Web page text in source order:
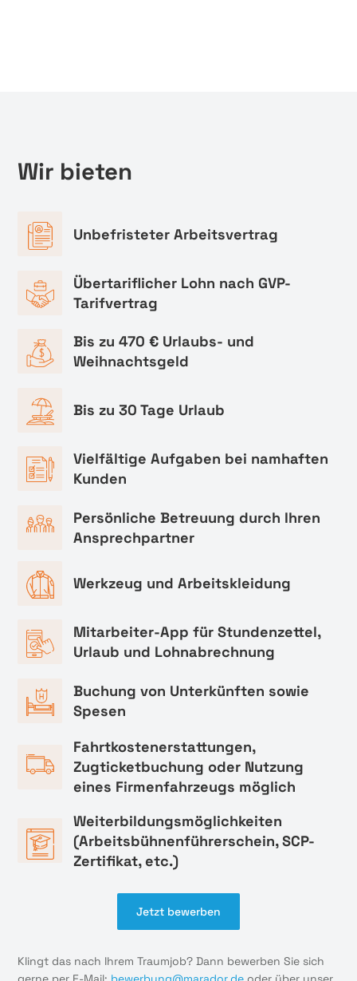
Wir bieten
Unbefristeter Arbeitsvertrag
Übertariflicher Lohn nach GVP-
Tarifvertrag
Bis zu 470 € Urlaubs- und
Weihnachtsgeld
Bis zu 30 Tage Urlaub
Vielfältige Aufgaben bei namhaften
Kunden
Persönliche Betreuung durch Ihren
Ansprechpartner
Werkzeug und Arbeitskleidung
Mitarbeiter-App für Stundenzettel,
Urlaub und Lohnabrechnung
Buchung von Unterkünften sowie
Spesen
Fahrtkostenerstattungen,
Zugticketbuchung oder Nutzung
eines Firmenfahrzeugs möglich
Weiterbildungsmöglichkeiten
(Arbeitsbühnenführerschein, SCP-
Zertifikat, etc.)
Jetzt bewerben
Klingt das nach Ihrem Traumjob? Dann bewerben Sie sich